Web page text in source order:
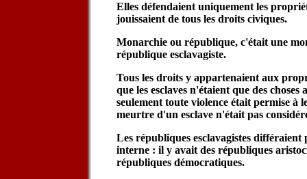
Elles défendaient uniquement les
jouissaient de tous les droits civiques.
Monarchie ou république, c'était une
république esclavagiste.
Tous les droits y appartenaient aux
que les esclaves n'étaient que des
seulement toute violence était permise à
meurtre d'un esclave n'était pas
Les républiques esclavagistes
interne : il y avait des républiques
républiques démocratiques.